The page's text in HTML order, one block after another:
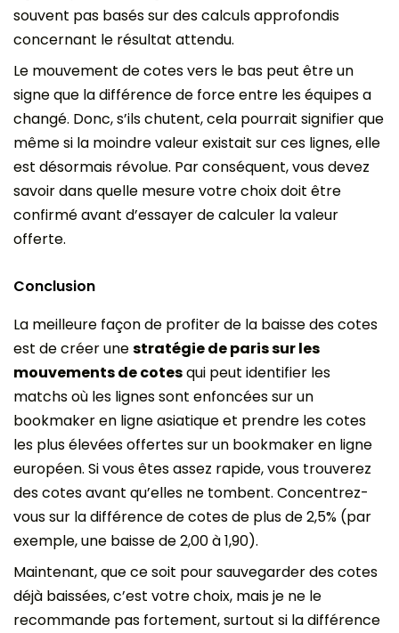
souvent pas basés sur des calculs approfondis
concernant le résultat attendu.
Le mouvement de cotes vers le bas peut être un
signe que la différence de force entre les équipes a
changé. Donc, s’ils chutent, cela pourrait signifier que
même si la moindre valeur existait sur ces lignes, elle
est désormais révolue. Par conséquent, vous devez
savoir dans quelle mesure votre choix doit être
confirmé avant d’essayer de calculer la valeur
offerte.
Conclusion
La meilleure façon de profiter de la baisse des cotes
est de créer unestratégie de paris sur les
mouvements de cotesqui peut identifier les
matchs où les lignes sont enfoncées sur un
bookmaker en ligne asiatique et prendre les cotes
les plus élevées offertes sur un bookmaker en ligne
européen. Si vous êtes assez rapide, vous trouverez
des cotes avant qu’elles ne tombent. Concentrez-
vous sur la différence de cotes de plus de 2,5% (par
exemple, une baisse de 2,00 à 1,90).
Maintenant, que ce soit pour sauvegarder des cotes
déjà baissées, c’est votre choix, mais je ne le
recommande pas fortement, surtout si la différence